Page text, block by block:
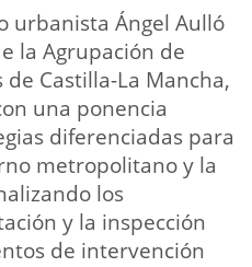
urbanista Ángel Aulló
la Agrupación de
Castilla-La Mancha,
una ponencia
diferenciadas para
metropolitano y la
los
y la inspección
de intervención